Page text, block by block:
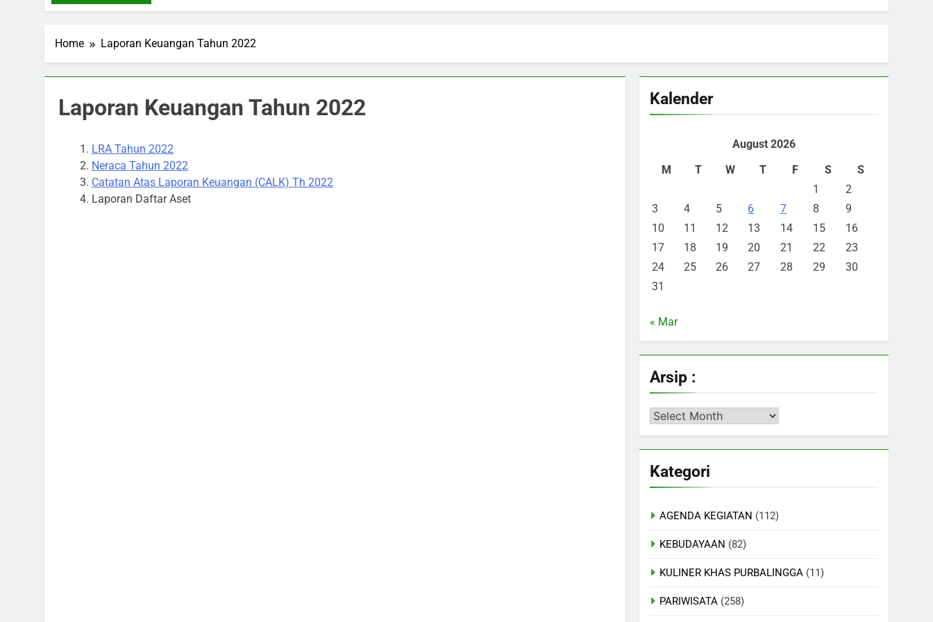
Home Laporan Keuangan Tahun 2022
Laporan Keuangan Tahun 2022
LRA Tahun 2022
Neraca Tahun 2022
Catatan Atas Laporan Keuangan (CALK) Th 2022
Laporan Daftar Aset
Kalender
August 2026
M
T W T F S
S
1
2
3
4 5 6 7 8
9
10
11 12 13 14 15
16
17
18 19 20 21 22
23
24
25 26 27 28 29
30
31
« Mar
Arsip :
Arsip
Kategori
AGENDA KEGIATAN (112)
KEBUDAYAAN (82)
KULINER KHAS PURBALINGGA (11)
PARIWISATA (258)